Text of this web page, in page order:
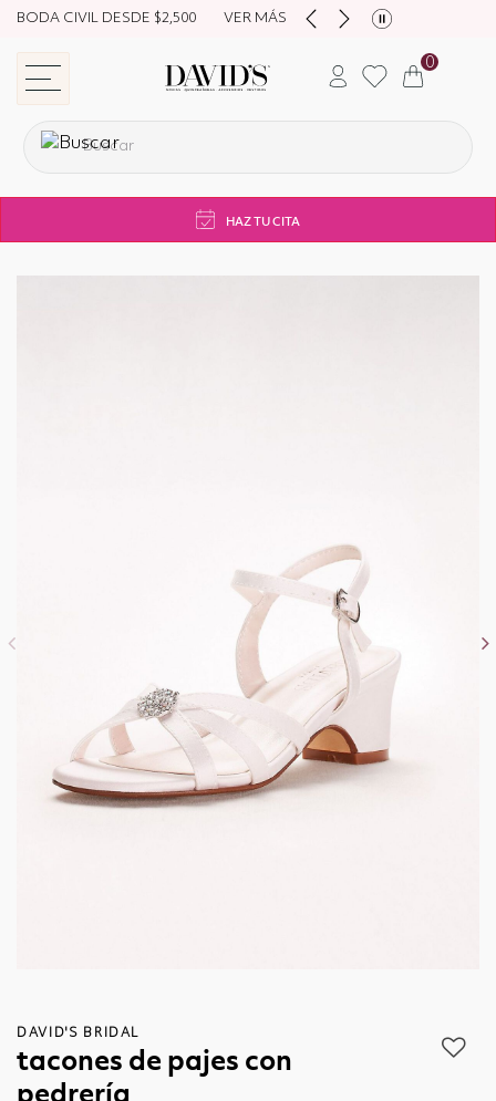
BODA CIVIL DESDE $2,500 VER MÁS
store navigation
0
HAZ TU CITA
DAVID'S BRIDAL
tacones de pajes con
pedrería